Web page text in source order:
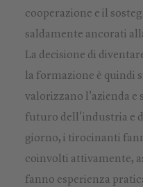
cooperazione e il
saldamente ancorati
La decisione di
la formazione è quindi
valorizzano l'azienda e
futuro dell'industria e
giorno, i tirocinanti
coinvolti attivamente,
fanno esperienza